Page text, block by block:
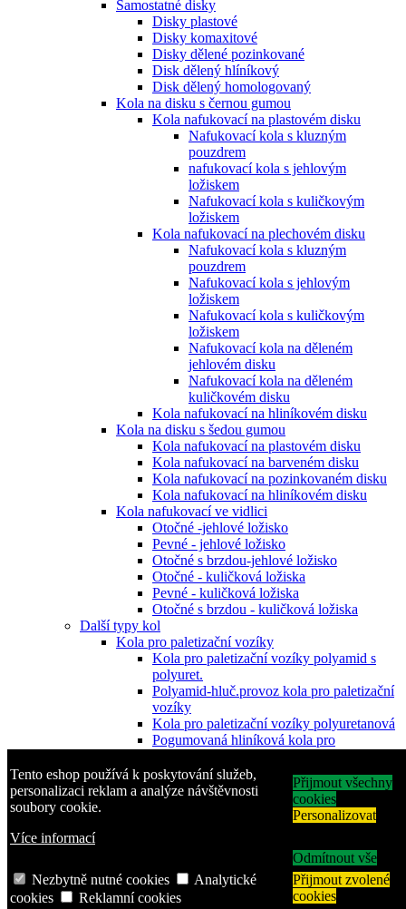
Tento eshop používá k poskytování služeb,
personalizaci reklam a analýze návštěvnosti
soubory cookie.
Více informací
Přijmout všechny
cookies
Personalizovat
Odmítnout vše
Nezbytně nutné cookies
Analytické
cookies
Reklamní cookies
Přijmout zvolené
cookies
Samostatné disky
Disky plastové
Disky komaxitové
Disky dělené pozinkované
Disk dělený hlíníkový
Disk dělený homologovaný
Kola na disku s černou gumou
Kola nafukovací na plastovém disku
Nafukovací kola s kluzným
pouzdrem
nafukovací kola s jehlovým
ložiskem
Nafukovací kola s kuličkovým
ložiskem
Kola nafukovací na plechovém disku
Nafukovací kola s kluzným
pouzdrem
Nafukovací kola s jehlovým
ložiskem
Nafukovací kola s kuličkovým
ložiskem
Nafukovací kola na děleném
jehlovém disku
Nafukovací kola na děleném
kuličkovém disku
Kola nafukovací na hliníkovém disku
Kola na disku s šedou gumou
Kola nafukovací na plastovém disku
Kola nafukovací na barveném disku
Kola nafukovací na pozinkovaném disku
Kola nafukovací na hliníkovém disku
Kola nafukovací ve vidlici
Otočné -jehlové ložisko
Pevné - jehlové ložisko
Otočné s brzdou-jehlové ložisko
Otočné - kuličková ložiska
Pevné - kuličková ložiska
Otočné s brzdou - kuličková ložiska
Další typy kol
Kola pro paletizační vozíky
Kola pro paletizační vozíky polyamid s
polyuret.
Polyamid-hluč.provoz kola pro paletizační
vozíky
Kola pro paletizační vozíky polyuretanová
Pogumovaná hliníková kola pro
Kovová kola-těžké provozy pro paletizační
v
Pryžová kola s plastovým diskem
Pryžová kola plastový disk-šedá obruč-
Pryžová kola plastový disk kuličková
ložiska
Pryžová kola s plechovým diskem
Pryžová kola plechový disk-uložení-